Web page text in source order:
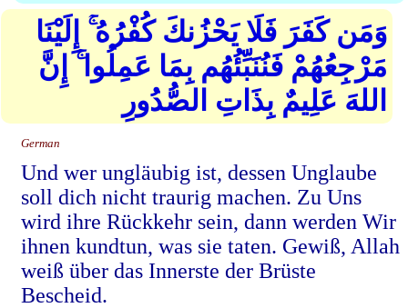
وَمَن كَفَرَ فَلَا يَحْزُنكَ كُفْرُهُ ۚ إِلَيْنَا
مَرْجِعُهُمْ فَنُنَبِّئُهُم بِمَا عَمِلُوا ۚ إِنَّ
اللهَ عَلِيمٌ بِذَاتِ الصُّدُورِ
German
Und wer ungläubig ist, dessen Unglaube
soll dich nicht traurig machen. Zu Uns
wird ihre Rückkehr sein, dann werden Wir
ihnen kundtun, was sie taten. Gewiß, Allah
weiß über das Innerste der Brüste
Bescheid.